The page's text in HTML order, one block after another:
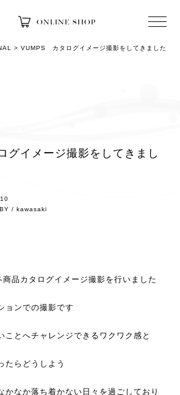
ONLINE SHOP
> VUMPS カタログイメージ撮影をしてきました
イメージ撮影をしてきまし
/ kawasaki
品カタログイメージ撮影を行いました
ョンでの撮影です
ことへチャレンジできるワクワク感と
たらどうしよう
かなか落ち着かない日々を過ごしており